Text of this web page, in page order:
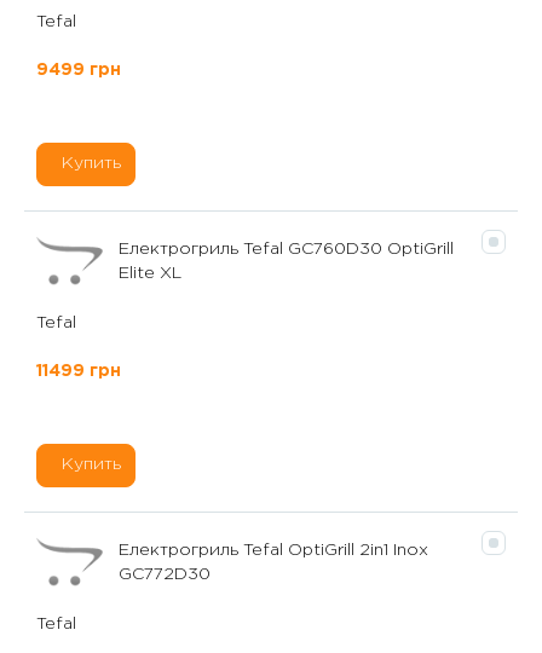
Tefal
9499 грн
Купить
Електрогриль Tefal GC760D30 OptiGrill
Elite XL
Tefal
11499 грн
Купить
Електрогриль Tefal OptiGrill 2in1 Inox
GC772D30
Tefal